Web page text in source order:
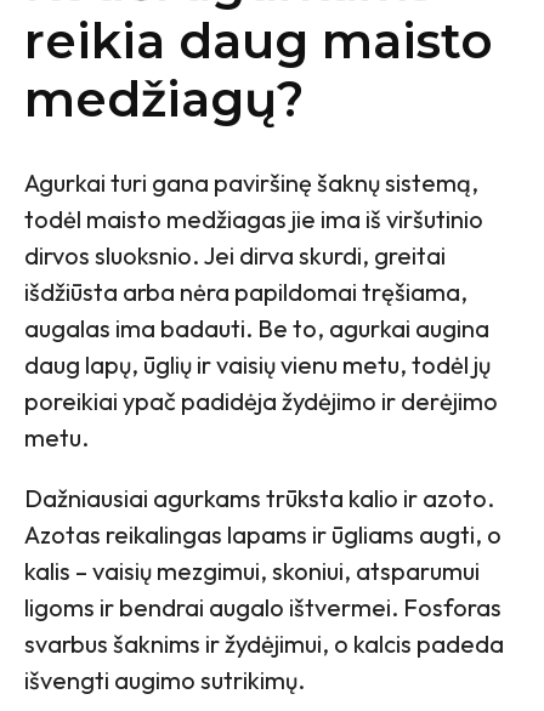
reikia daug maisto
medžiagų?
Agurkai turi gana paviršinę šaknų sistemą,
todėl maisto medžiagas jie ima iš viršutinio
dirvos sluoksnio. Jei dirva skurdi, greitai
išdžiūsta arba nėra papildomai tręšiama,
augalas ima badauti. Be to, agurkai augina
daug lapų, ūglių ir vaisių vienu metu, todėl jų
poreikiai ypač padidėja žydėjimo ir derėjimo
metu.
Dažniausiai agurkams trūksta kalio ir azoto.
Azotas reikalingas lapams ir ūgliams augti, o
kalis – vaisių mezgimui, skoniui, atsparumui
ligoms ir bendrai augalo ištvermei. Fosforas
svarbus šaknims ir žydėjimui, o kalcis padeda
išvengti augimo sutrikimų.